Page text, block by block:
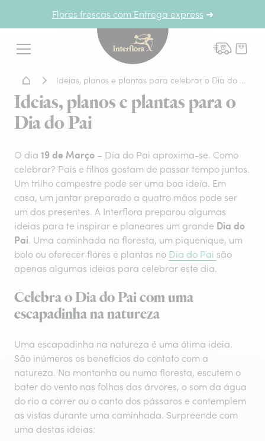
Flores frescas com Entrega express ➜
Menu
Interflora - entrega de
Home - Entrega de flores
Ideias, planos e plantas para o
Dia do Pai
O dia 19 de Março – Dia do Pai aproxima-se. Como
celebrar? Pais e filhos gostam de passar tempo juntos.
Um trilho campestre pode ser uma boa ideia. Em
casa, um jantar preparado a quatro mãos pode ser
um dos presentes. A Interflora preparou algumas
ideias para te inspirar e planeares um grande Dia do
Pai. Uma caminhada na floresta, um piquenique, um
bolo ou oferecer flores e plantas no Dia do Pai são
apenas algumas ideias para celebrar este dia.
Celebra o Dia do Pai com uma
escapadinha na natureza
Uma escapadinha na natureza é uma ótima ideia.
São inúmeros os benefícios do contato com a
natureza. Na montanha ou numa floresta, escutem o
bater do vento nas folhas das árvores, o som da água
do rio a correr ou o canto dos pássaros e contemplem
as vistas durante uma caminhada. Surpreende com
uma destas ideias: